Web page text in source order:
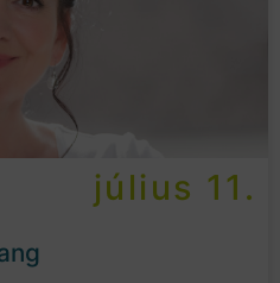
július 11.